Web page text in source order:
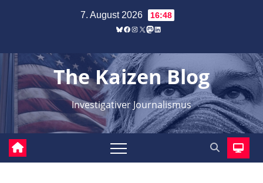
7. August 2026 16:48
Bluesky
Facebook
Instagram
X Mastodon
LinkedIn
The Kaizen Blog
Investigativer Journalismus